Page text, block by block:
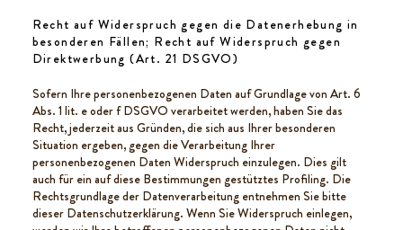
Recht auf Widerspruch gegen die Datenerhebung in
besonderen Fällen; Recht auf Widerspruch gegen
Direktwerbung (Art. 21 DSGVO)
Sofern Ihre personenbezogenen Daten auf Grundlage von Art. 6
Abs. 1 lit. e oder f DSGVO verarbeitet werden, haben Sie das
Recht, jederzeit aus Gründen, die sich aus Ihrer besonderen
Situation ergeben, gegen die Verarbeitung Ihrer
personenbezogenen Daten Widerspruch einzulegen. Dies gilt
auch für ein auf diese Bestimmungen gestütztes Profiling. Die
Rechtsgrundlage der Datenverarbeitung entnehmen Sie bitte
dieser Datenschutzerklärung. Wenn Sie Widerspruch einlegen,